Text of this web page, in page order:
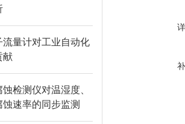
流量计对工业自动化
献
检测仪对温湿度、
蚀速率的同步监测